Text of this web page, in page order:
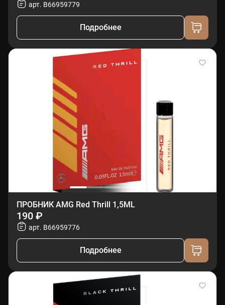
арт. B66959779
Подробнее
ПРОБНИК AMG Red Thrill 1,5ML
190 ₽
арт. B66959776
Подробнее